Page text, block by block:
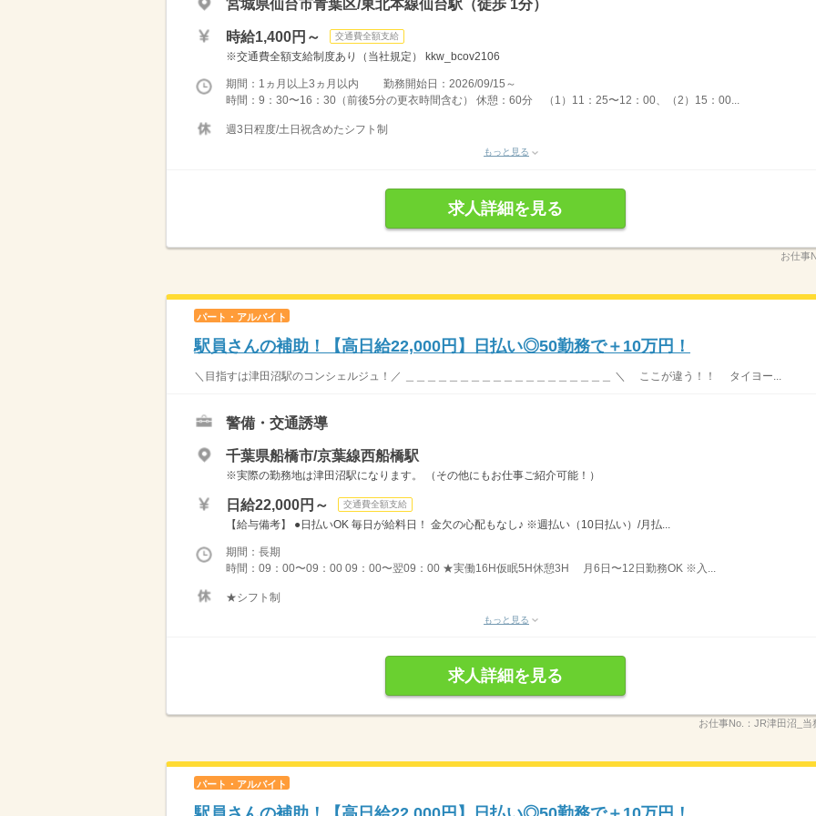
宮城県仙台市青葉区/東北本線仙台駅（徒歩 1分）
時給1,400円～ 交通費全額支給
※交通費全額支給制度あり（当社規定） kkw_bcov2106
期間：1ヵ月以上3ヵ月以内 勤務開始日：2026/09/15～
時間：9：30〜16：30（前後5分の更衣時間含む） 休憩：60分 （1）11：25〜12：00、（2）15：00...
週3日程度/土日祝含めたシフト制
もっと見る
求人詳細を見る
お仕事
パート・アルバイト
駅員さんの補助！【高日給22,000円】日払い◎50勤務で＋10万円！
＼目指すは津田沼駅のコンシェルジュ！／ ＿＿＿＿＿＿＿＿＿＿＿＿＿＿＿＿＿＿＿ ＼ ここが違う！！ タイヨー...
警備・交通誘導
千葉県船橋市/京葉線西船橋駅
※実際の勤務地は津田沼駅になります。 （その他にもお仕事ご紹介可能！）
日給22,000円～ 交通費全額支給
【給与備考】 ●日払いOK 毎日が給料日！ 金欠の心配もなし♪ ※週払い（10日払い）/月払...
期間：長期
時間：09：00〜09：00 09：00〜翌09：00 ★実働16H仮眠5H休憩3H 月6日〜12日勤務OK ※入...
★シフト制
もっと見る
求人詳細を見る
お仕事No.： JR津田沼_当
パート・アルバイト